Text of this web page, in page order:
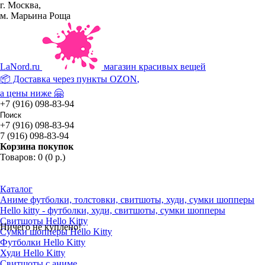
г. Москва,
м. Марьина Роща
LaNord.ru
магазин красивых вещей
📦 Доставка через пункты OZON,
а цены ниже 🤗
+7 (916) 098-83-94
+7 (916) 098-83-94
7 (916) 098-83-94
Корзина покупок
Товаров: 0 (0 р.)
Ничего не куплено!
Каталог
Аниме футболки, толстовки, свитшоты, худи, сумки шопперы
Hello kitty - футболки, худи, свитшоты, сумки шопперы
Свитшоты Hello Kitty
Сумки шопперы Hello Kitty
Футболки Hello Kitty
Худи Hello Kitty